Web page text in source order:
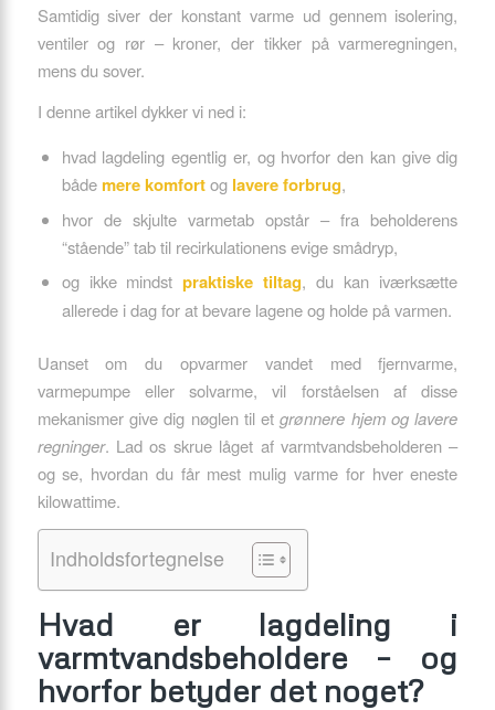
Samtidig siver der konstant varme ud gennem isolering,
ventiler og rør – kroner, der tikker på varmeregningen,
mens du sover.
I denne artikel dykker vi ned i:
hvad lagdeling egentlig er, og hvorfor den kan give dig
bådemere komfortog lavere forbrug,
hvor de skjulte varmetab opstår – fra beholderens
“stående” tab til recirkulationens evige smådryp,
og ikke mindstpraktiske tiltag, du kan iværksætte
allerede i dag for at bevare lagene og holde på varmen.
Uanset om du opvarmer vandet med fjernvarme,
varmepumpe eller solvarme, vil forståelsen af disse
mekanismer give dig nøglen til etgrønnere hjem og lavere
regninger. Lad os skrue låget af varmtvandsbeholderen –
og se, hvordan du får mest mulig varme for hver eneste
kilowattime.
Indholdsfortegnelse
Hvad er lagdeling i
varmtvandsbeholdere – og
hvorfor betyder det noget?